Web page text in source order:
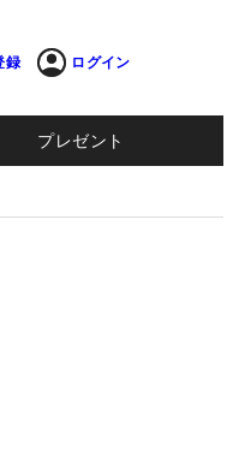
録 ログイン
プレゼント